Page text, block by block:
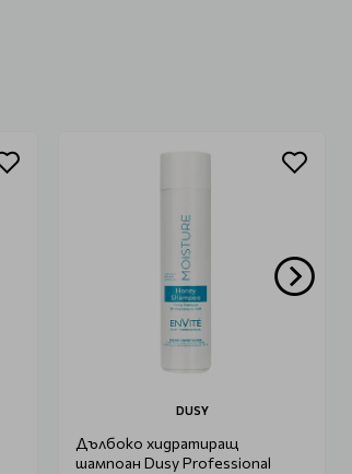
DUSY
Дълбоко хидратиращ
шампоан Dusy Professional